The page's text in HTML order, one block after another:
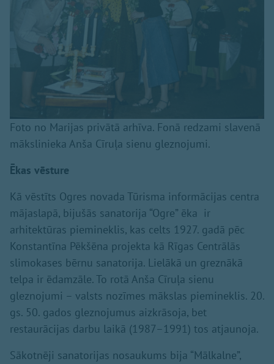
Foto no Marijas privātā arhīva. Fonā redzami slavenā
mākslinieka Anša Cīruļa sienu gleznojumi.
Ēkas vēsture
Kā vēstīts Ogres novada Tūrisma informācijas centra
mājaslapā, bijušās sanatorija “Ogre” ēka ir
arhitektūras piemineklis, kas celts 1927. gadā pēc
Konstantīna Pēkšēna projekta kā Rīgas Centrālās
slimokases bērnu sanatorija. Lielākā un greznākā
telpa ir ēdamzāle. To rotā Anša Cīruļa sienu
gleznojumi – valsts nozīmes mākslas piemineklis. 20.
gs. 50. gados gleznojumus aizkrāsoja, bet
restaurācijas darbu laikā (1987–1991) tos atjaunoja.
Sākotnēji sanatorijas nosaukums bija “Mālkalne”,